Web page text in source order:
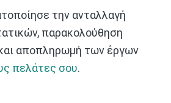
την ανταλλαγή
παρακολούθηση
αποπληρωμή των έργων
πελάτες σου.